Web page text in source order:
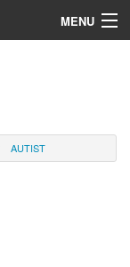
MENU
AUTIST